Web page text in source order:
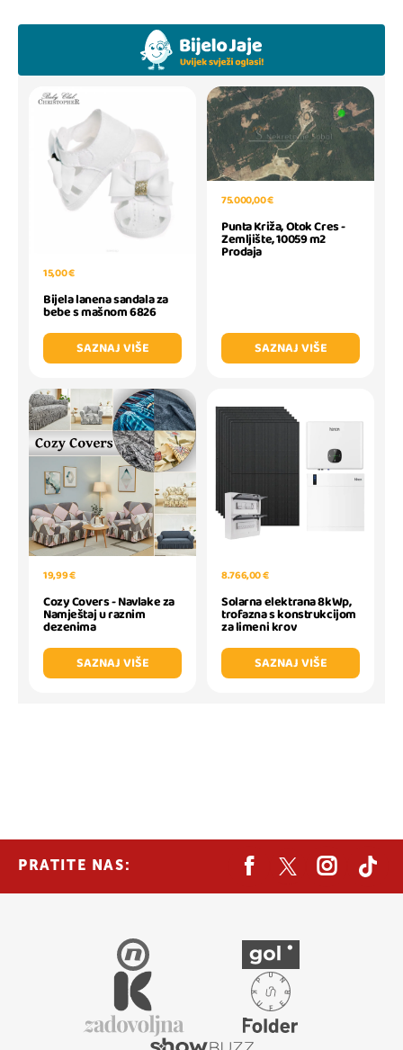
15,00 €
Bijela lanena sandala za
bebe s mašnom 6826
SAZNAJ VIŠE
75.000,00 €
Punta Križa, Otok Cres -
Zemljište, 10059 m2
Prodaja
SAZNAJ VIŠE
19,99 €
Cozy Covers - Navlake za
Namještaj u raznim
dezenima
SAZNAJ VIŠE
8.766,00 €
Solarna elektrana 8kWp,
trofazna s konstrukcijom
za limeni krov
SAZNAJ VIŠE
PRATITE NAS: